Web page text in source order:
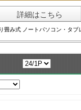
詳細はこちら
畳み式 ノートパソコン・タブ